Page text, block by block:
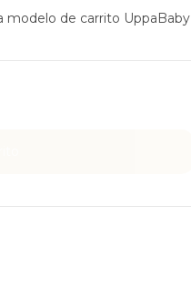
modelo de carrito UppaBaby